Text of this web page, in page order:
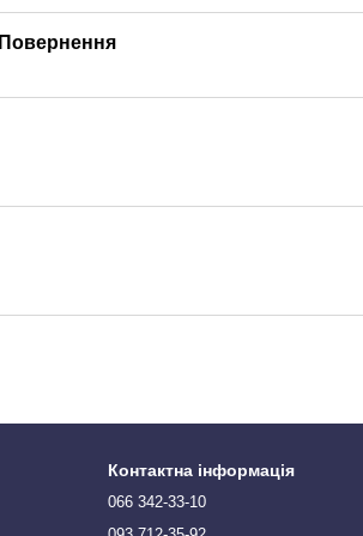
Повернення
Контактна інформація
066 342-33-10